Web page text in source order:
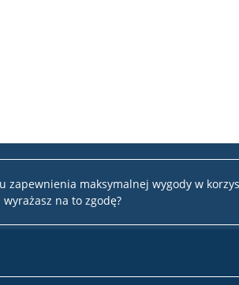
zapewnienia maksymalnej wygody w
wyrażasz na to zgodę?